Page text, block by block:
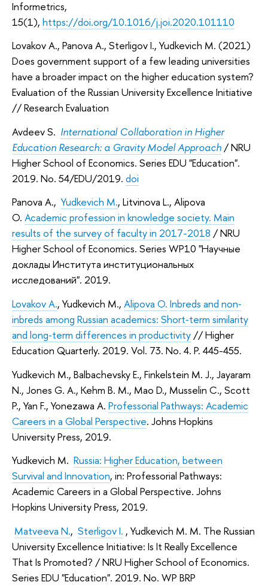
Informetrics,
15(1), https://doi.org/10.1016/j.joi.2020.101110
Lovakov A., Panova A., Sterligov I., Yudkevich M. (2021)
Does government support of a few leading universities
have a broader impact on the higher education system?
Evaluation of the Russian University Excellence Initiative
// Research Evaluation
Avdeev S. International Collaboration in Higher
Education Research: a Gravity Model Approach / NRU
Higher School of Economics. Series EDU "Education".
2019. No. 54/EDU/2019. doi
Panova A., Yudkevich M., Litvinova L., Alipova
O. Academic profession in knowledge society. Main
results of the survey of faculty in 2017-2018 / NRU
Higher School of Economics. Series WP10 "Научные
доклады Института институциональных
исследований". 2019.
Lovakov A., Yudkevich M., Alipova O. Inbreds and non‐
inbreds among Russian academics: Short‐term similarity
and long‐term differences in productivity // Higher
Education Quarterly. 2019. Vol. 73. No. 4. P. 445-455.
Yudkevich M., Balbachevsky E., Finkelstein M. J., Jayaram
N., Jones G. A., Kehm B. M., Mao D., Musselin C., Scott
P., Yan F., Yonezawa A. Professorial Pathways: Academic
Careers in a Global Perspective. Johns Hopkins
University Press, 2019.
Yudkevich M. Russia: Higher Education, between
Survival and Innovation, in: Professorial Pathways:
Academic Careers in a Global Perspective. Johns
Hopkins University Press, 2019.
Matveeva N., Sterligov I. , Yudkevich M. M. The Russian
University Excellence Initiative: Is It Really Excellence
That Is Promoted? / NRU Higher School of Economics.
Series EDU "Education". 2019. No. WP BRP